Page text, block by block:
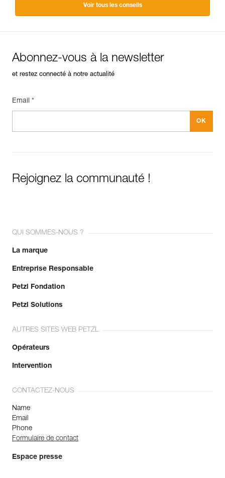
Voir tous les conseils
Abonnez-vous à la newsletter
et restez connecté à notre actualité
Email *
Rejoignez la communauté !
QUI SOMMES-NOUS ?
La marque
Entreprise Responsable
Petzl Fondation
Petzl Solutions
AUTRES SITES WEB PETZL
Opérateurs
Intervention
CONTACTEZ-NOUS
Name
Email
Phone
Formulaire de contact
Espace presse